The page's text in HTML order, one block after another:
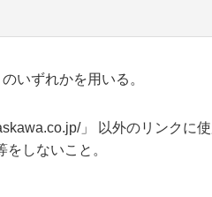
いずれかを用いる。
」 以外のリンクに使
しないこと。